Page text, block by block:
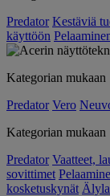
Predator Kestäviä
käyttöön
Kategorian mukaan
Predator Vero
Kategorian mukaan
Predator Vaatteet,
sovittimet
kosketuskynät